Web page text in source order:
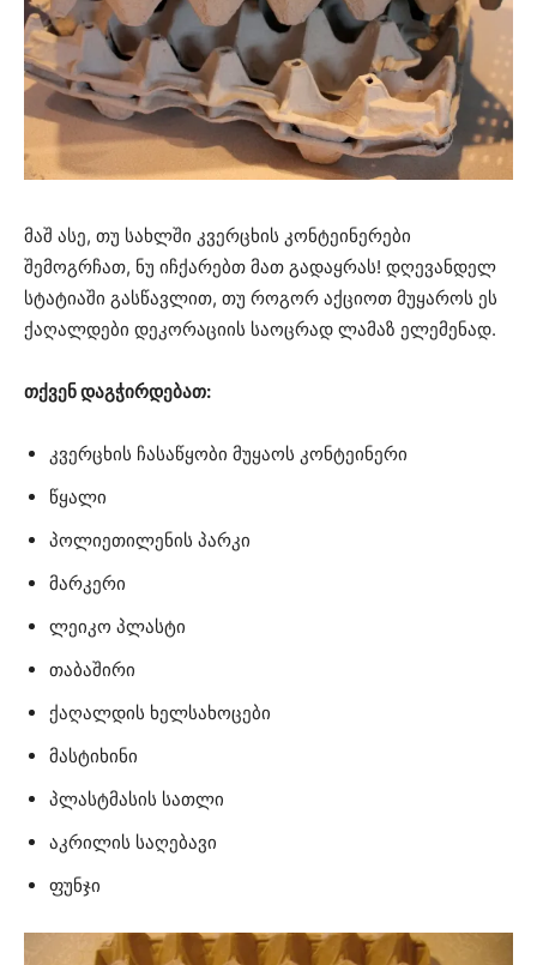
მაშ ასე, თუ სახლში კვერცხის კონტეინერები
შემოგრჩათ, ნუ იჩქარებთ მათ გადაყრას! დღევანდელ
სტატიაში გასწავლით, თუ როგორ აქციოთ მუყაროს ეს
ქაღალდები დეკორაციის საოცრად ლამაზ ელემენად.
თქვენ დაგჭირდებათ:
კვერცხის ჩასაწყობი მუყაოს კონტეინერი
წყალი
პოლიეთილენის პარკი
მარკერი
ლეიკო პლასტი
თაბაშირი
ქაღალდის ხელსახოცები
მასტიხინი
პლასტმასის სათლი
აკრილის საღებავი
ფუნჯი